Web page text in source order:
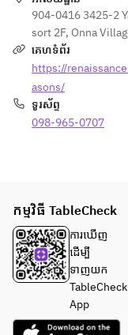
flying
over the
sea.
904-0416 3425-2
sort 2F, Onna
គេហទំព័រ
https://
asons/
ទូរស័ព្ទ
098-965-0707
កម្មវិធី TableCheck
ការ​ឃើញ
ដើម្បី​
ទាញយក
TableCheck
App